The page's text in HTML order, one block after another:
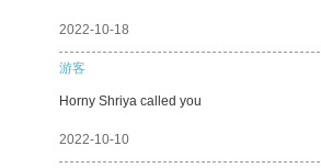
2022-10-18
游客
Horny Shriya called you
2022-10-10